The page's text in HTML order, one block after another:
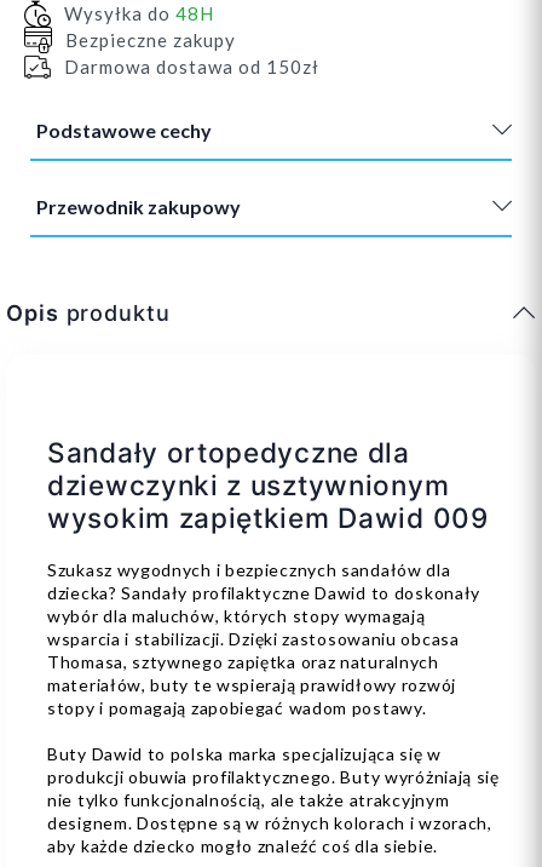
Wysyłka do 48H
Bezpieczne zakupy
Darmowa dostawa od 150zł
Podstawowe cechy
Przewodnik zakupowy
Opis produktu
Sandały ortopedyczne dla
dziewczynki z usztywnionym
wysokim zapiętkiem Dawid 009
Szukasz wygodnych i bezpiecznych sandałów dla
dziecka? Sandały profilaktyczne Dawid to doskonały
wybór dla maluchów, których stopy wymagają
wsparcia i stabilizacji. Dzięki zastosowaniu obcasa
Thomasa, sztywnego zapiętka oraz naturalnych
materiałów, buty te wspierają prawidłowy rozwój
stopy i pomagają zapobiegać wadom postawy.
Buty Dawid to polska marka specjalizująca się w
produkcji obuwia profilaktycznego. Buty wyróżniają się
nie tylko funkcjonalnością, ale także atrakcyjnym
designem. Dostępne są w różnych kolorach i wzorach,
aby każde dziecko mogło znaleźć coś dla siebie.